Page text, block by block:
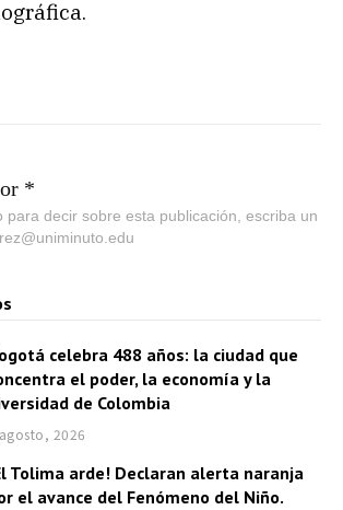
*
para decir sobre esta publicación, escriba un
celebra 488 años: la ciudad que
el poder, la economía y la
de Colombia
2026
Tolima arde! Declaran alerta naranja
el avance del Fenómeno del Niño.